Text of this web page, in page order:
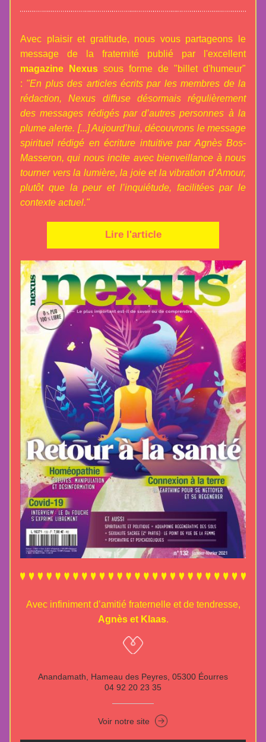
Avec plaisir et gratitude, nous vous partageons le
message de la fraternité publié par l'excellent
magazine Nexus sous forme de "billet d'humeur"
: "En plus des articles écrits par les membres de la
rédaction, Nexus diffuse désormais régulièrement
des messages rédigés par d’autres personnes à la
plume alerte. [...] Aujourd’hui, découvrons le message
spirituel rédigé en écriture intuitive par Agnès Bos-
Masseron, qui nous incite avec bienveillance à nous
tourner vers la lumière, la joie et la vibration d’Amour,
plutôt que la peur et l’inquiétude, facilitées par le
contexte actuel."
Lire l'article
Avec infiniment d’amitié fraternelle et de tendresse,
Agnès et Klaas.
Anandamath, Hameau des Peyres, 05300 Éourres
04 92 20 23 35
Voir notre site